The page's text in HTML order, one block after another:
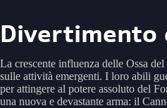
Divertimento
La crescente influenza delle Ossa
sulle attività emergenti. I loro abili
per attingere al potere assoluto del
una nuova e devastante arma: il